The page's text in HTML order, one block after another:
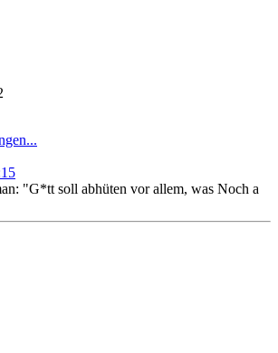
"G*tt soll abhüten vor allem, was Noch a